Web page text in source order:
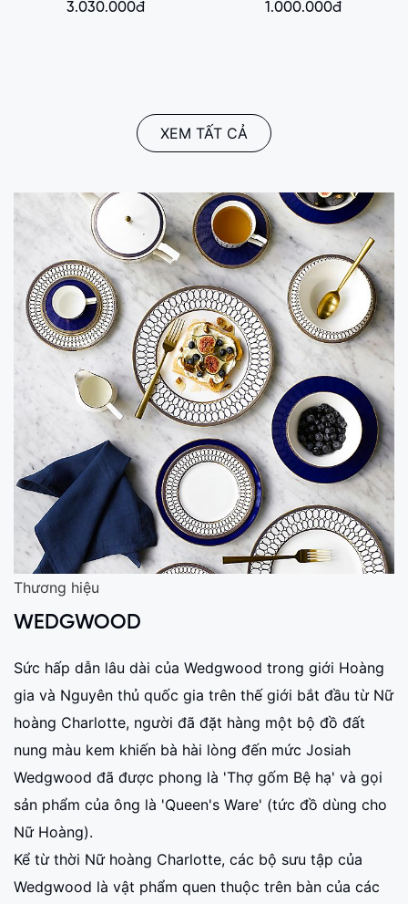
3.030.000đ 1.000.000đ
XEM TẤT CẢ
Thương hiệu
WEDGWOOD
Sức hấp dẫn lâu dài của Wedgwood trong giới Hoàng
gia và Nguyên thủ quốc gia trên thế giới bắt đầu từ Nữ
hoàng Charlotte, người đã đặt hàng một bộ đồ đất
nung màu kem khiến bà hài lòng đến mức Josiah
Wedgwood đã được phong là 'Thợ gốm Bệ hạ' và gọi
sản phẩm của ông là 'Queen's Ware' (tức đồ dùng cho
Nữ Hoàng).
Kể từ thời Nữ hoàng Charlotte, các bộ sưu tập của
Wedgwood là vật phẩm quen thuộc trên bàn của các